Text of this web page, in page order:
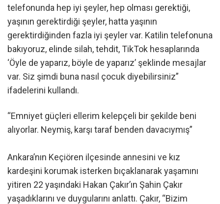
telefonunda hep iyi şeyler, hep olması gerektiği,
yaşının gerektirdiği şeyler, hatta yaşının
gerektirdiğinden fazla iyi şeyler var. Katilin telefonuna
bakıyoruz, elinde silah, tehdit, TikTok hesaplarında
‘Öyle de yaparız, böyle de yaparız’ şeklinde mesajlar
var. Siz şimdi buna nasıl çocuk diyebilirsiniz”
ifadelerini kullandı.
“Emniyet güçleri ellerim kelepçeli bir şekilde beni
alıyorlar. Neymiş, karşı taraf benden davacıymış”
Ankara’nın Keçiören ilçesinde annesini ve kız
kardeşini korumak isterken bıçaklanarak yaşamını
yitiren 22 yaşındaki Hakan Çakır’ın Şahin Çakır
yaşadıklarını ve duygularını anlattı. Çakır, “Bizim